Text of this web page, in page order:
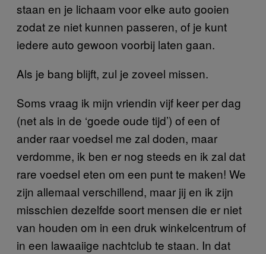
staan en je lichaam voor elke auto gooien
zodat ze niet kunnen passeren, of je kunt
iedere auto gewoon voorbij laten gaan.
Als je bang blijft, zul je zoveel missen.
Soms vraag ik mijn vriendin vijf keer per dag
(net als in de ‘goede oude tijd’) of een of
ander raar voedsel me zal doden, maar
verdomme, ik ben er nog steeds en ik zal dat
rare voedsel eten om een punt te maken! We
zijn allemaal verschillend, maar jij en ik zijn
misschien dezelfde soort mensen die er niet
van houden om in een druk winkelcentrum of
in een lawaaiige nachtclub te staan. In dat